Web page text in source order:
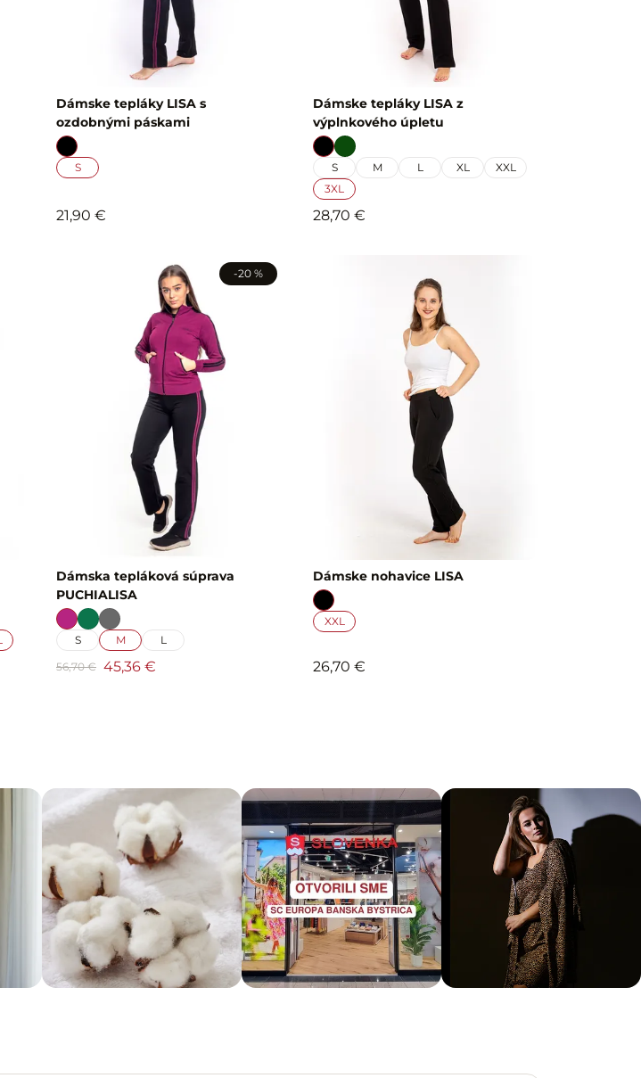
Dámske tepláky LISA s
ozdobnými páskami
S
21,90 €
Dámske tepláky LISA z
výplnkového úpletu
S M L XL
XXL
3XL
28,70 €
-20 %
Dámska tepláková súprava
PUCHIALISA
S M
L
56,70 € 45,36 €
Dámske nohavice LISA
XXL
26,70 €